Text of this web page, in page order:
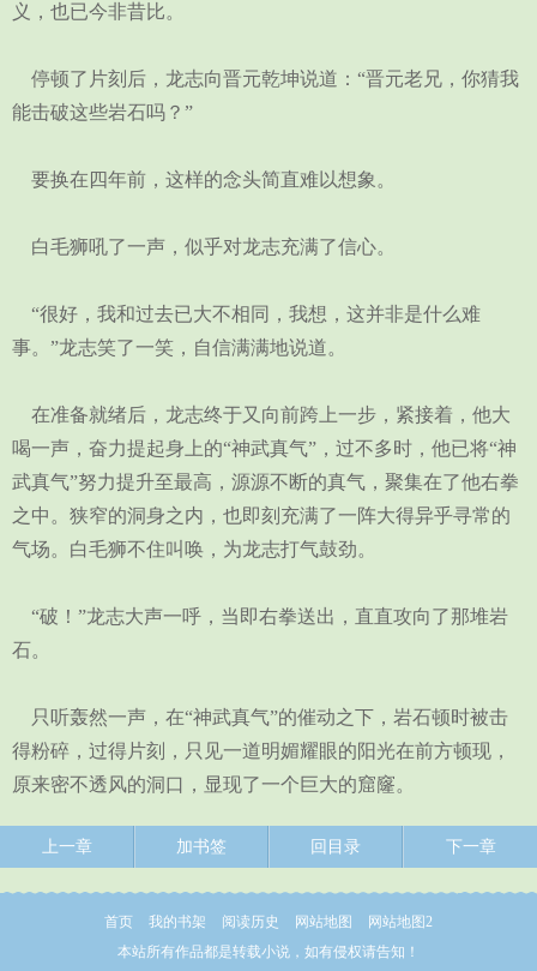
义，也已今非昔比。
停顿了片刻后，龙志向晋元乾坤说道：“晋元老兄，你猜我
能击破这些岩石吗？”
要换在四年前，这样的念头简直难以想象。
白毛狮吼了一声，似乎对龙志充满了信心。
“很好，我和过去已大不相同，我想，这并非是什么难
事。”龙志笑了一笑，自信满满地说道。
在准备就绪后，龙志终于又向前跨上一步，紧接着，他大
喝一声，奋力提起身上的“神武真气”，过不多时，他已将“神
武真气”努力提升至最高，源源不断的真气，聚集在了他右拳
之中。狭窄的洞身之内，也即刻充满了一阵大得异乎寻常的
气场。白毛狮不住叫唤，为龙志打气鼓劲。
“破！”龙志大声一呼，当即右拳送出，直直攻向了那堆岩
石。
只听轰然一声，在“神武真气”的催动之下，岩石顿时被击
得粉碎，过得片刻，只见一道明媚耀眼的阳光在前方顿现，
原来密不透风的洞口，显现了一个巨大的窟窿。
上一章 加书签 回目录 下一章
首页 我的书架 阅读历史 网站地图
网站地图2
本站所有作品都是转载小说，如有侵权请告知！